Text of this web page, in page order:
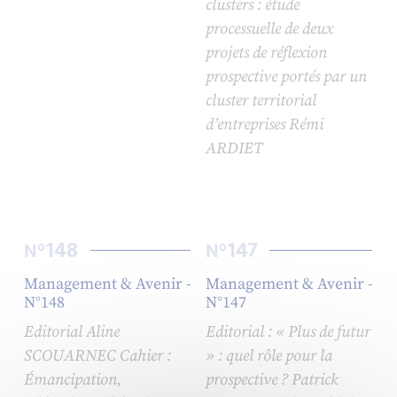
clusters : étude
processuelle de deux
projets de réflexion
prospective portés par un
cluster territorial
d’entreprises Rémi
ARDIET
N°148
Management & Avenir -
N°148
Editorial Aline
SCOUARNEC Cahier :
Émancipation,
N°147
Management & Avenir -
N°147
Editorial : « Plus de futur
» : quel rôle pour la
prospective ? Patrick